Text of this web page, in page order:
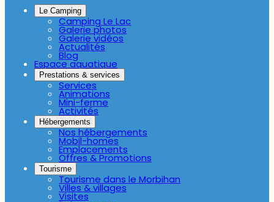
Le Camping
Camping Le Lac
Galerie photos
Galerie vidéos
Actualités
Blog
Espace aquatique
Prestations & services
Services
Animations
Mini-ferme
Activités
Hébergements
Nos hébergements
Mobil-homes
Emplacements
Offres & Promotions
Tourisme
Tourisme dans le Morbihan
Villes & villages
Visites